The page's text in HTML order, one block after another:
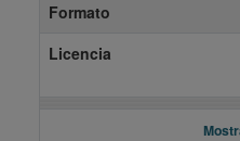
Formato
Licencia